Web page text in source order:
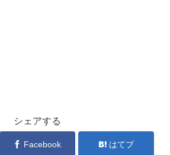
シェアする
Facebook はてブ